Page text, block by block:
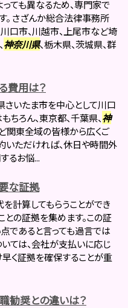
ても異なるため、専門家で
。 さざんか総合法律事務所
口市、川越市、上尾市など埼
神奈川県、栃木県、茨城県、群
費用は？
いたま市を中心として川口
ろん、東京都、千葉県、神
関東全域の皆様から広くご
いただければ、休日や時間外
るお悩...
な証拠
計算してもらうことができ
との証拠を集めます。この証
であると言っても過言では
ては、会社が支払いに応じ
く証拠を確保することが重
勧奨との違いは？